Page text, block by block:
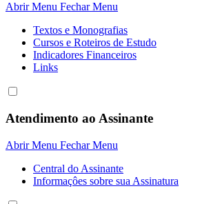
Abrir Menu Fechar Menu
Textos e Monografias
Cursos e Roteiros de Estudo
Indicadores Financeiros
Links
Atendimento ao Assinante
Abrir Menu Fechar Menu
Central do Assinante
Informaçôes sobre sua Assinatura